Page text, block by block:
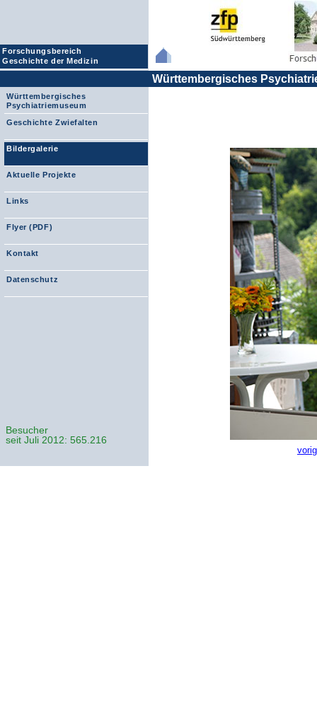
Forschungsbereich
Geschichte der Medizin
Württembergisches
Württembergisches
Psychiatriemuseum
Geschichte Zwiefalten
Bildergalerie
Aktuelle Projekte
Links
Flyer (PDF)
Kontakt
Datenschutz
Besucher
seit Juli 2012: 565.216